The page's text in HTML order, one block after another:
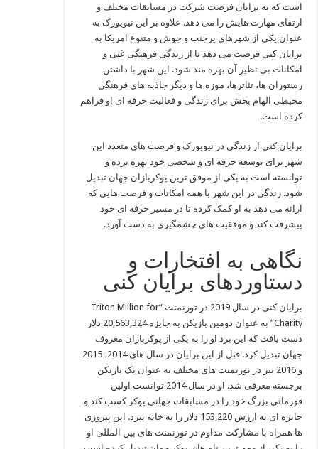
است که به برایان فرصت شرکت در مسابقات مختلف و
ارتقای مهارت‌ هایش را می‌ دهد. علاوه بر این نیویورک به
عنوان یکی از شهرهای پرجنب‌ و جوش و متنوع آمریکا به
برایان کنی فرصت می‌ دهد تا از زندگی فرهنگی غنی و
امکانات بی‌ نظیر آن بهره‌ مند شود. این شهر با داشتن
رستوران‌ ها، تئاترها، موزه‌ ها و دیگر جاذبه‌ های فرهنگی
محیطی الهام‌ بخش برای زندگی و فعالیت حرفه‌ ای او فراهم
کرده است.
برایان کنی از زندگی در نیویورک و فرصت‌ های متعدد این
شهر برای توسعه حرفه‌ ای و شخصی خود بهره‌ برده و
توانسته است به یکی از موفق‌ ترین پوکربازان جهان تبدیل
شود. زندگی در این شهر با همه امکانات و فرصت‌ هایی که
ارائه می‌ دهد به او کمک کرده تا در مسیر حرفه‌ ای خود
پیشرفت کند و موفقیت‌ های چشمگیری به دست آورد.
نگاهی به افتخارات و
دستاوردهای برایان کنی
برایان کنی در سال 2019 در تورنمنت “Triton Million for
Charity” به عنوان دومین بازیکن به جایزه 20,563,324 دلار
دست یافت که این برد او را به یکی از پوکربازان معروف
جهان تبدیل کرد. قبل از این برایان در سال‌ های 2014، 2015
و 2016 نیز در تورنمنت‌ های مختلف به عنوان یک بازیکن
برجسته معرفی شد. او در سال 2014 توانست اولین
قهرمانی بزرگ خود را در مسابقات جهانی پوکر کسب کند و
جایزه‌ ای به ارزش 153,220 دلار را به خانه ببرد. این پیروزی‌
ها همراه با مشارکت مداوم در تورنمنت‌ های بین‌ المللی او